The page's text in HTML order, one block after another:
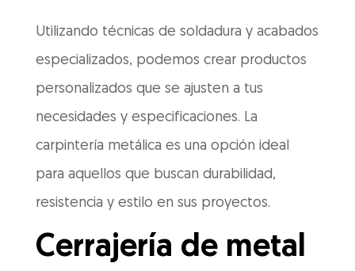
Utilizando técnicas de soldadura y acabados
especializados, podemos crear productos
personalizados que se ajusten a tus
necesidades y especificaciones. La
carpintería metálica es una opción ideal
para aquellos que buscan durabilidad,
resistencia y estilo en sus proyectos.
Cerrajería de metal